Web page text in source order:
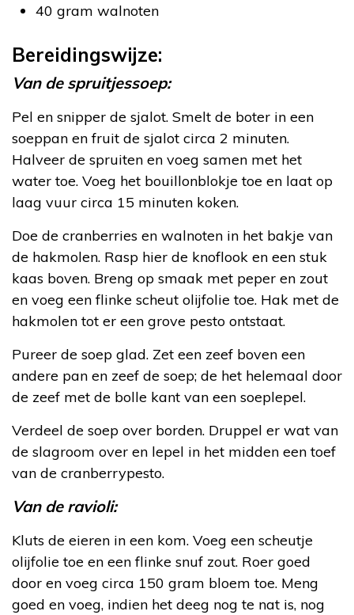
40 gram walnoten
Bereidingswijze:
Van de spruitjessoep:
Pel en snipper de sjalot. Smelt de boter in een
soeppan en fruit de sjalot circa 2 minuten.
Halveer de spruiten en voeg samen met het
water toe. Voeg het bouillonblokje toe en laat op
laag vuur circa 15 minuten koken.
Doe de cranberries en walnoten in het bakje van
de hakmolen. Rasp hier de knoflook en een stuk
kaas boven. Breng op smaak met peper en zout
en voeg een flinke scheut olijfolie toe. Hak met de
hakmolen tot er een grove pesto ontstaat.
Pureer de soep glad. Zet een zeef boven een
andere pan en zeef de soep; de het helemaal door
de zeef met de bolle kant van een soeplepel.
Verdeel de soep over borden. Druppel er wat van
de slagroom over en lepel in het midden een toef
van de cranberrypesto.
Van de ravioli:
Kluts de eieren in een kom. Voeg een scheutje
olijfolie toe en een flinke snuf zout. Roer goed
door en voeg circa 150 gram bloem toe. Meng
goed en voeg, indien het deeg nog te nat is, nog